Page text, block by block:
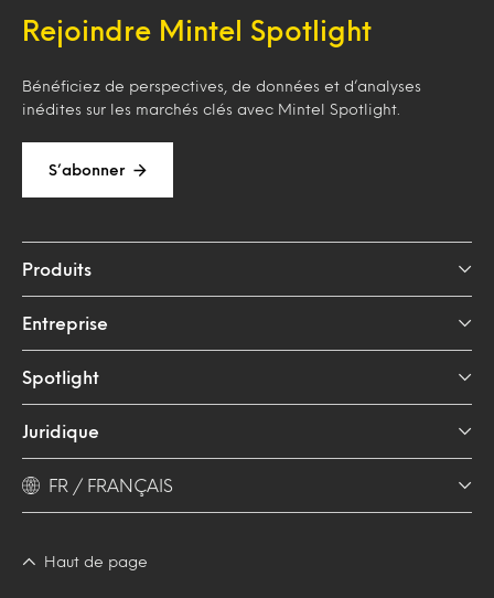
Rejoindre Mintel Spotlight
Bénéficiez de perspectives, de données et d’analyses
inédites sur les marchés clés avec Mintel Spotlight.
S’abonner
Produits
Entreprise
Spotlight
Juridique
FR / FRANÇAIS
Haut de page